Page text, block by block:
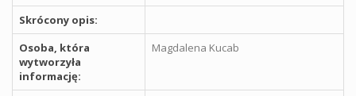
Skrócony opis:
Osoba, która
wytworzyła
informację:
Magdalena Kucab